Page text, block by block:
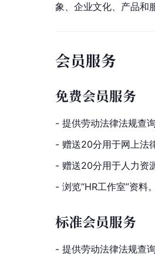
象、企业文化、产品和
会员服务
免费会员服务
- 提供劳动法律法规查
- 赠送20分用于网上法
- 赠送20分用于人力资
- 浏览“HR工作室”资料
标准会员服务
- 提供劳动法律法规查